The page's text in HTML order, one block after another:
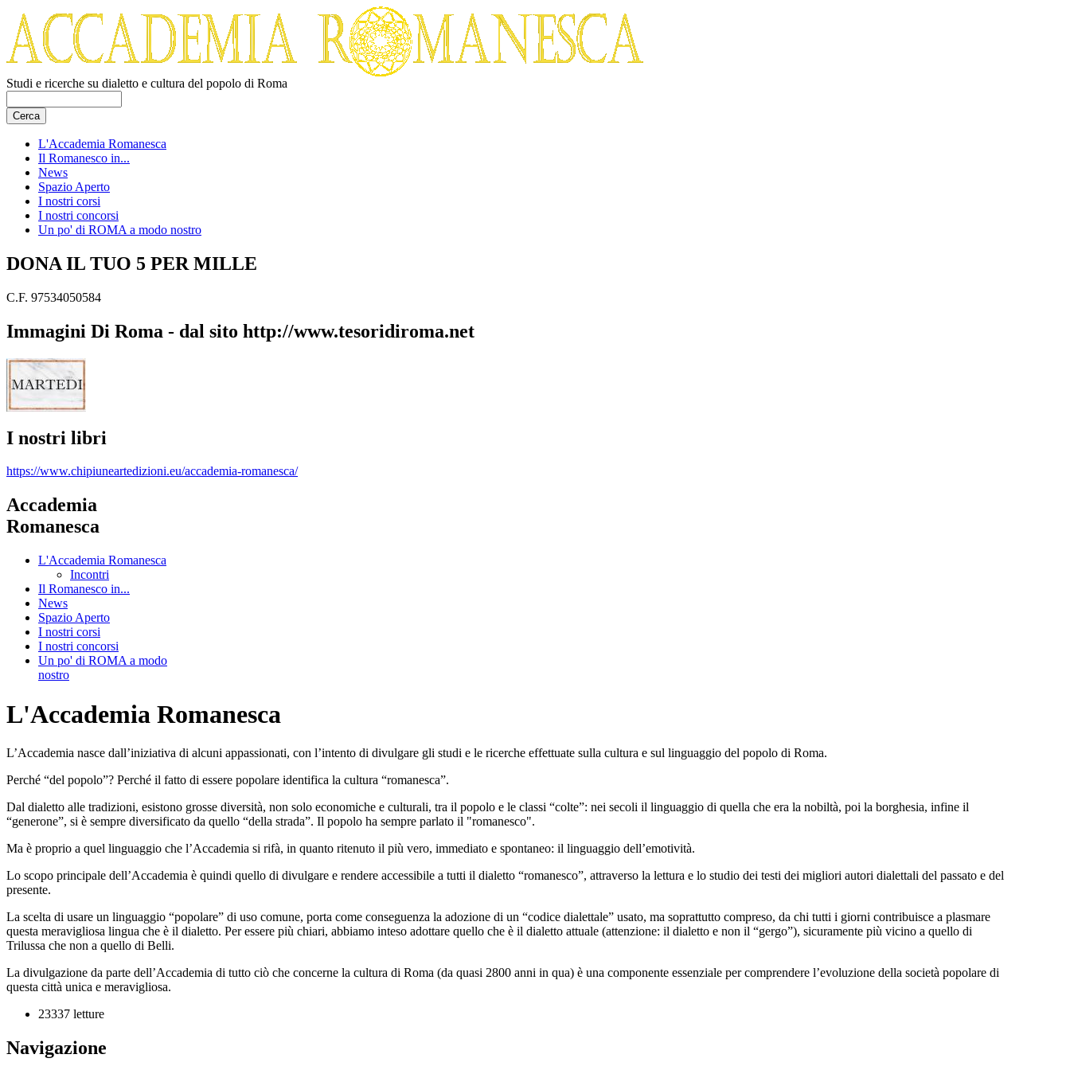
Studi e ricerche su dialetto e cultura del popolo di Roma
L'Accademia Romanesca
Il Romanesco in...
News
Spazio Aperto
I nostri corsi
I nostri concorsi
Un po' di ROMA a modo nostro
DONA IL TUO 5 PER MILLE
C.F. 97534050584
Immagini Di Roma - dal sito http://www.tesoridiroma.net
I nostri libri
https://www.chipiuneartedizioni.eu/accademia-romanesca/
Accademia
Romanesca
L'Accademia Romanesca
Incontri
Il Romanesco in...
News
Spazio Aperto
I nostri corsi
I nostri concorsi
Un po' di ROMA a modo
nostro
L'Accademia Romanesca
L’Accademia nasce dall’iniziativa di alcuni appassionati, con l’intento di divulgare gli studi e le ricerche effettuate sulla cultura e sul linguaggio del popolo di Roma.
Perché “del popolo”? Perché il fatto di essere popolare identifica la cultura “romanesca”.
Dal dialetto alle tradizioni, esistono grosse diversità, non solo economiche e culturali, tra il popolo e le classi “colte”: nei secoli il linguaggio di quella che era la nobiltà, poi la borghesia, infine il
“generone”, si è sempre diversificato da quello “della strada”. Il popolo ha sempre parlato il "romanesco".
Ma è proprio a quel linguaggio che l’Accademia si rifà, in quanto ritenuto il più vero, immediato e spontaneo: il linguaggio dell’emotività.
Lo scopo principale dell’Accademia è quindi quello di divulgare e rendere accessibile a tutti il dialetto “romanesco”, attraverso la lettura e lo studio dei testi dei migliori autori dialettali del passato e del
presente.
La scelta di usare un linguaggio “popolare” di uso comune, porta come conseguenza la adozione di un “codice dialettale” usato, ma soprattutto compreso, da chi tutti i giorni contribuisce a plasmare
questa meravigliosa lingua che è il dialetto. Per essere più chiari, abbiamo inteso adottare quello che è il dialetto attuale (attenzione: il dialetto e non il “gergo”), sicuramente più vicino a quello di
Trilussa che non a quello di Belli.
La divulgazione da parte dell’Accademia di tutto ciò che concerne la cultura di Roma (da quasi 2800 anni in qua) è una componente essenziale per comprendere l’evoluzione della società popolare di
questa città unica e meravigliosa.
23337 letture
Navigazione